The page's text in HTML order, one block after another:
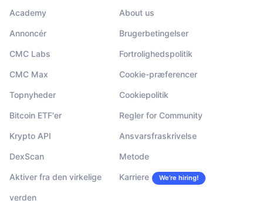
Academy
Annoncér
CMC Labs
CMC Max
Topnyheder
Bitcoin ETF'er
Krypto API
DexScan
Aktiver fra den virkelige
verden
About us
Brugerbetingelser
Fortrolighedspolitik
Cookie-præferencer
Cookiepolitik
Regler for Community
Ansvarsfraskrivelse
Metode
Karriere We’re hiring!